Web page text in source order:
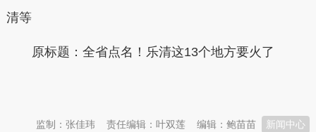
清等
原标题：全省点名！乐清这13个地方要火了
新闻中心
编辑：鲍苗苗
责任编辑：叶双莲
监制：张佳玮